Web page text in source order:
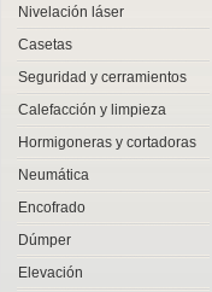
Nivelación láser
Casetas
Seguridad y cerramientos
Calefacción y limpieza
Hormigoneras y cortadoras
Neumática
Encofrado
Dúmper
Elevación